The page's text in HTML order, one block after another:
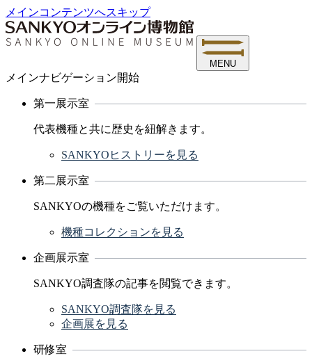
メインコンテンツへスキップ
MENU
メインナビゲーション開始
第一展示室
代表機種と共に歴史を紐解きます。
SANKYOヒストリーを見る
第二展示室
SANKYOの機種をご覧いただけます。
機種コレクションを見る
企画展示室
SANKYO調査隊の記事を閲覧できます。
SANKYO調査隊を見る
企画展を見る
研修室